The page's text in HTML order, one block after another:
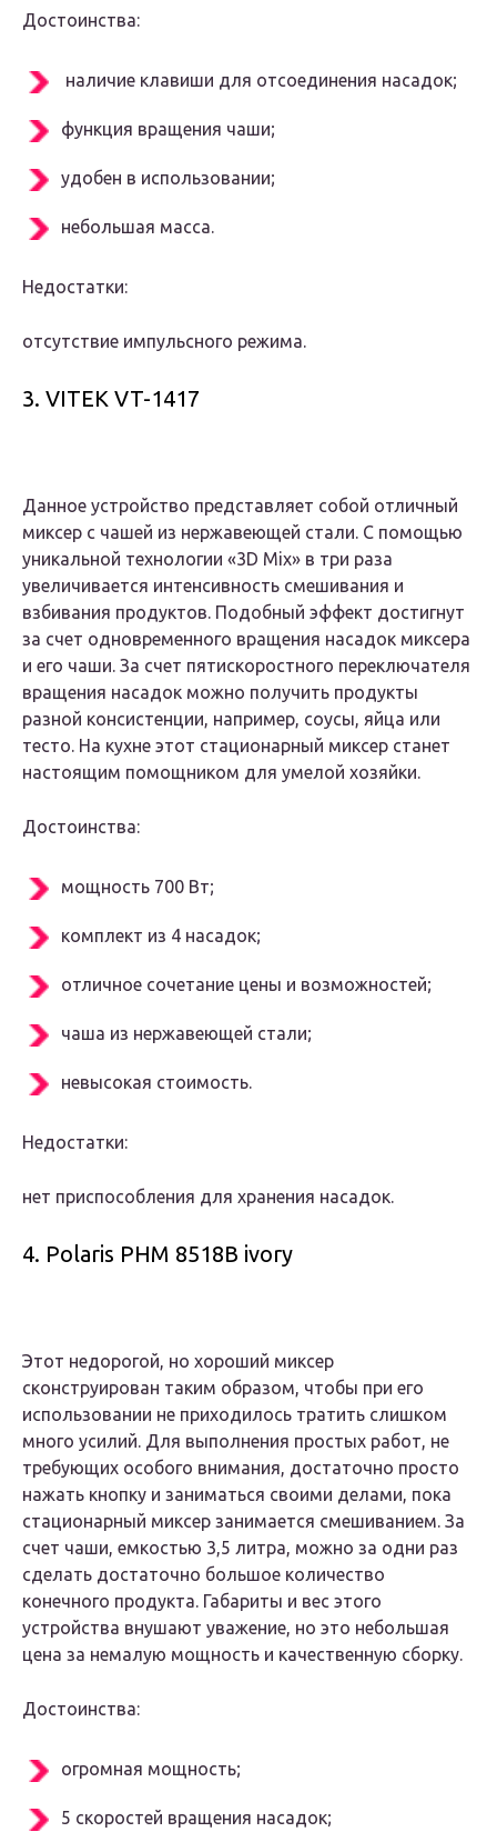
Достоинства:
наличие клавиши для отсоединения насадок;
функция вращения чаши;
удобен в использовании;
небольшая масса.
Недостатки:
отсутствие импульсного режима.
3. VITEK VT-1417
Данное устройство представляет собой отличный
миксер с чашей из нержавеющей стали. С помощью
уникальной технологии «3D Mix» в три раза
увеличивается интенсивность смешивания и
взбивания продуктов. Подобный эффект достигнут
за счет одновременного вращения насадок миксера
и его чаши. За счет пятискоростного переключателя
вращения насадок можно получить продукты
разной консистенции, например, соусы, яйца или
тесто. На кухне этот стационарный миксер станет
настоящим помощником для умелой хозяйки.
Достоинства:
мощность 700 Вт;
комплект из 4 насадок;
отличное сочетание цены и возможностей;
чаша из нержавеющей стали;
невысокая стоимость.
Недостатки:
нет приспособления для хранения насадок.
4. Polaris PHM 8518B ivory
Этот недорогой, но хороший миксер
сконструирован таким образом, чтобы при его
использовании не приходилось тратить слишком
много усилий. Для выполнения простых работ, не
требующих особого внимания, достаточно просто
нажать кнопку и заниматься своими делами, пока
стационарный миксер занимается смешиванием. За
счет чаши, емкостью 3,5 литра, можно за одни раз
сделать достаточно большое количество
конечного продукта. Габариты и вес этого
устройства внушают уважение, но это небольшая
цена за немалую мощность и качественную сборку.
Достоинства:
огромная мощность;
5 скоростей вращения насадок;